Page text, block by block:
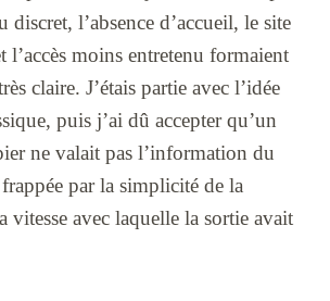
discret, l’absence d’accueil, le site
l’accès moins entretenu formaient
claire. J’étais partie avec l’idée
puis j’ai dû accepter qu’un
ne valait pas l’information du
par la simplicité de la
vitesse avec laquelle la sortie avait